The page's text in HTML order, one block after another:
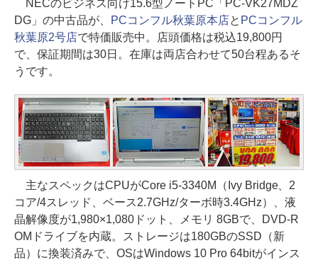
NECのビジネス向け15.6型ノートPC「PC-VK27MDZ
DG」の中古品が、
PCコンフル秋葉原本店と PCコンフル
秋葉原2号店で特価販売中。店頭価格は税込19,800円
で、保証期間は30日。在庫は両店合わせて50台程あるそ
うです。
主なスペックはCPUがCore i5-3340M（Ivy Bridge、2
コア/4スレッド、ベース2.7GHz/ターボ時3.4GHz）、液
晶解像度が1,980×1,080ドット、メモリ 8GBで、DVD-R
OMドライブを内蔵。ストレージは180GBのSSD（新
品）に換装済みで、OSはWindows 10 Pro 64bitがインス